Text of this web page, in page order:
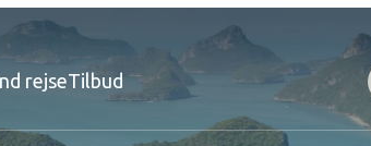
rejseTilbud